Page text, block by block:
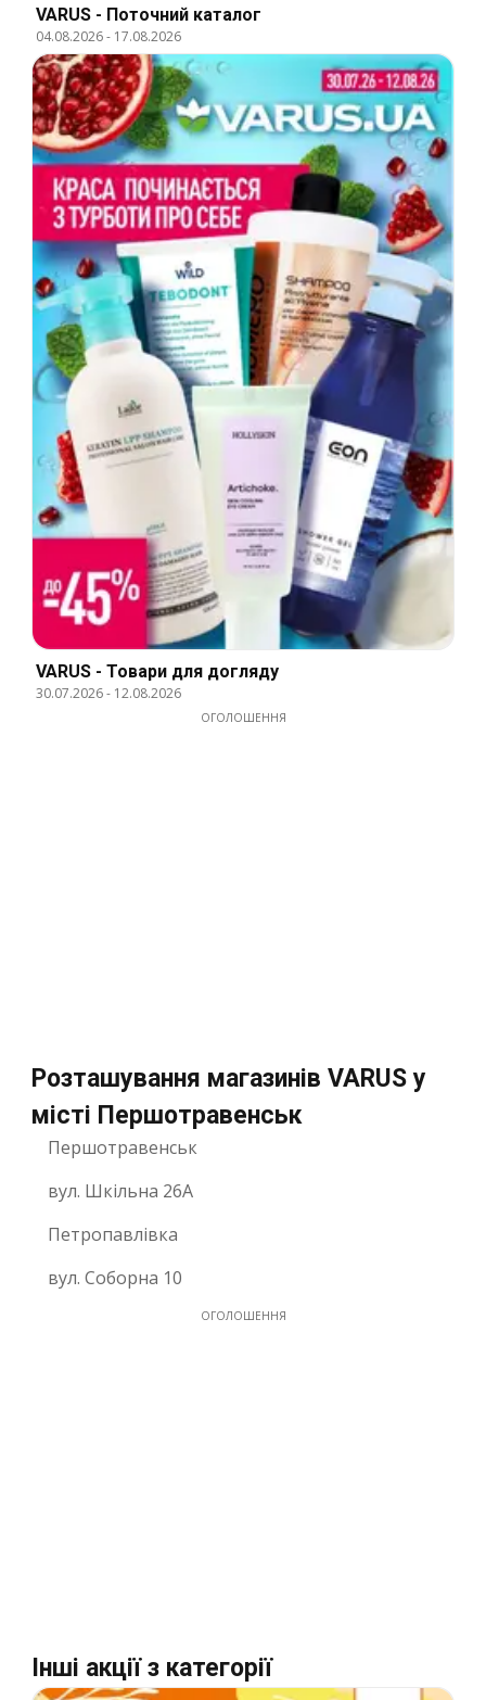
VARUS - Поточний каталог
04.08.2026- 17.08.2026
VARUS - Товари для догляду
30.07.2026- 12.08.2026
ОГОЛОШЕННЯ
Розташування магазинів VARUS у
місті Першотравенськ
Першотравенськ
вул. Шкільна 26А
Петропавлівка
вул. Соборна 10
ОГОЛОШЕННЯ
Інші акції з категорії